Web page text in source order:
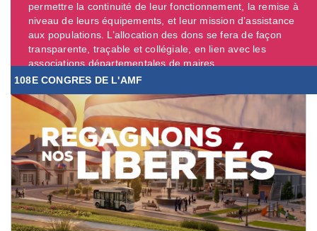
permettre la continuité de leur fonctionnement, la remise à
niveau de leurs équipements, et leur mission d’assistance
aux populations. L’allocation des dons se fera de façon
transparente, traçable et collégiale, en lien avec les
associations départementales de maires. ...
108E CONGRES DE L'AMF